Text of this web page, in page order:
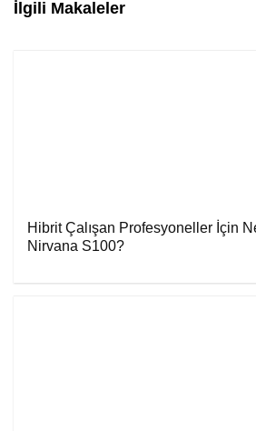
İlgili Makaleler
Hibrit Çalışan Profesyoneller İçin
Nirvana S100?